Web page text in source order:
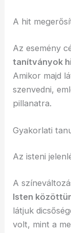
A hit
Az esemény
tanítványok
Amikor majd
szenvedni,
pillanatra.
Gyakorlati
Az isteni
A
Isten
látjuk
volt, mint a